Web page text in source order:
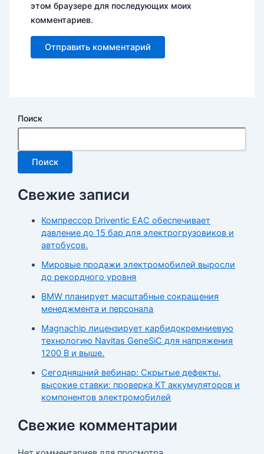
этом браузере для последующих моих
комментариев.
Поиск
Поиск
Свежие записи
Компрессор Driventic EAC обеспечивает
давление до 15 бар для электрогрузовиков и
автобусов.
Мировые продажи электромобилей выросли
до рекордного уровня
BMW планирует масштабные сокращения
менеджмента и персонала
Magnachip лицензирует карбидокремниевую
технологию Navitas GeneSiC для напряжения
1200 В и выше.
Сегодняшний вебинар: Скрытые дефекты,
высокие ставки: проверка КТ аккумуляторов и
компонентов электромобилей
Свежие комментарии